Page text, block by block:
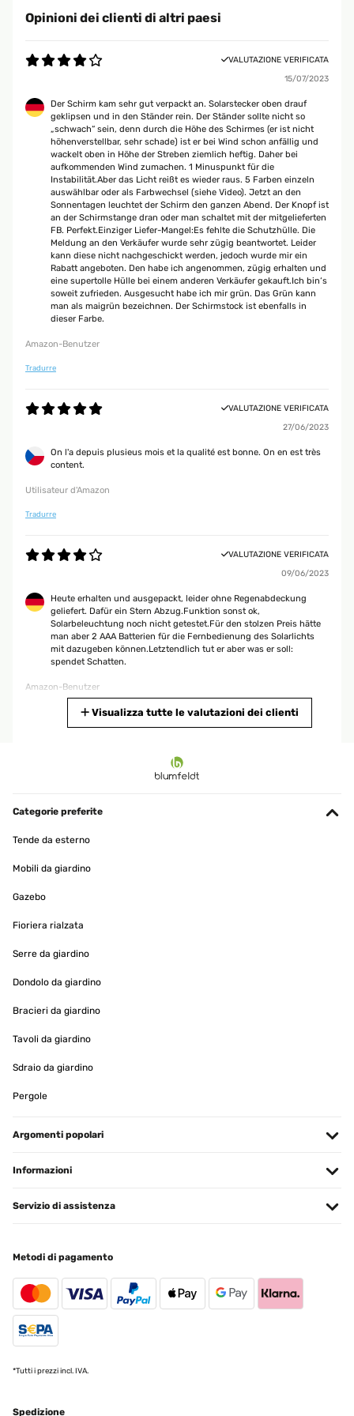
Opinioni dei clienti di altri paesi
VALUTAZIONE VERIFICATA
15/07/2023
Der Schirm kam sehr gut verpackt an. Solarstecker oben drauf
geklipsen und in den Ständer rein. Der Ständer sollte nicht so
„schwach“ sein, denn durch die Höhe des Schirmes (er ist nicht
höhenverstellbar, sehr schade) ist er bei Wind schon anfällig und
wackelt oben in Höhe der Streben ziemlich heftig. Daher bei
aufkommenden Wind zumachen. 1 Minuspunkt für die
Instabilität.Aber das Licht reißt es wieder raus. 5 Farben einzeln
auswählbar oder als Farbwechsel (siehe Video). Jetzt an den
Sonnentagen leuchtet der Schirm den ganzen Abend. Der Knopf ist
an der Schirmstange dran oder man schaltet mit der mitgelieferten
FB. Perfekt.Einziger Liefer-Mangel:Es fehlte die Schutzhülle. Die
Meldung an den Verkäufer wurde sehr zügig beantwortet. Leider
kann diese nicht nachgeschickt werden, jedoch wurde mir ein
Rabatt angeboten. Den habe ich angenommen, zügig erhalten und
eine supertolle Hülle bei einem anderen Verkäufer gekauft.Ich bin‘s
soweit zufrieden. Ausgesucht habe ich mir grün. Das Grün kann
man als maigrün bezeichnen. Der Schirmstock ist ebenfalls in
dieser Farbe.
Amazon-Benutzer
Tradurre
VALUTAZIONE VERIFICATA
27/06/2023
On l'a depuis plusieus mois et la qualité est bonne. On en est très
content.
Utilisateur d'Amazon
Tradurre
VALUTAZIONE VERIFICATA
09/06/2023
Heute erhalten und ausgepackt, leider ohne Regenabdeckung
geliefert. Dafür ein Stern Abzug.Funktion sonst ok,
Solarbeleuchtung noch nicht getestet.Für den stolzen Preis hätte
man aber 2 AAA Batterien für die Fernbedienung des Solarlichts
mit dazugeben können.Letztendlich tut er aber was er soll:
spendet Schatten.
Amazon-Benutzer
pratique et de très bonne qualité en plus l'avantage avec ce parasol
en début de nuit il s'éclaire et je trouve cela hyper pratique et très
accendono le luci. Prodotto veramente bello e funzionale e
vanno bene anche per mangiare al buio dove non arriva
l’illuminazione di casa. Io l’ho messo in terrazzo dove in estate
alimentato alla grande inoltre ha diverse inclinazioni e questo mi
base in quanto è stato posizionato al centro del tavolo ma ho visto
Tradurre
29/05/2023
amplia capota, esta sombrilla de jardín proporciona una protección
solar excepcional durante el día. Pero lo que realmente lo distingue
es su encantadora transformación nocturna.Alimentadas por
paneles solares, las luces LED en la parte superior y en el interior
de la sombrilla se cargan durante el día, lo que le permite disfrutar
de su abrazo luminoso una vez que desciende el crepúsculo.Puede
modificar sin esfuerzo el ángulo y la altura de su posición, lo que
Usuario/a de amazon
Visualizza tutte le valutazioni dei clienti
Categorie preferite
Tende da esterno
Mobili da giardino
Gazebo
Fioriera rialzata
Serre da giardino
Dondolo da giardino
Bracieri da giardino
Tavoli da giardino
Sdraio da giardino
Pergole
Argomenti popolari
Informazioni
Servizio di assistenza
Metodi di pagamento
*Tutti i prezzi incl. IVA.
Spedizione